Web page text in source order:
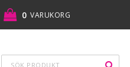
0 VARUKORG